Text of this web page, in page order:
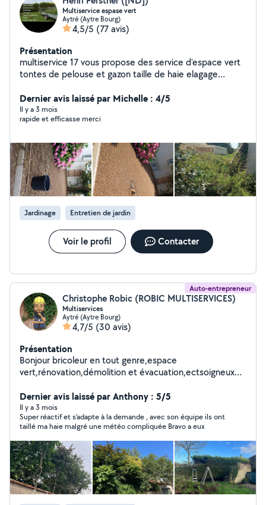
Multiservice espase vert
Aytré (Aytre Bourg)
4,5/5 (77 avis)
Présentation
multiservice 17 vous propose des service d'espace vert
tontes de pelouse et gazon taille de haie elagage
également du de nettoyage de fin chantier
Dernier avis laissé par Michelle : 4/5
Il y a 3 mois
rapide et efficasse merci
Jardinage Entretien de jardin
Voir le profil Contacter
Auto-entrepreneur
Christophe Robic (ROBIC MULTISERVICES)
Multiservices
Aytré (Aytre Bourg)
4,7/5 (30 avis)
Présentation
Bonjour bricoleur en tout genre,espace
vert,rénovation,démolition et évacuation,ectsoigneux
Dernier avis laissé par Anthony : 5/5
Il y a 3 mois
Super réactif et s'adapte à la demande , avec son équipe ils ont
taillé ma haie malgré une météo compliquée Bravo a eux